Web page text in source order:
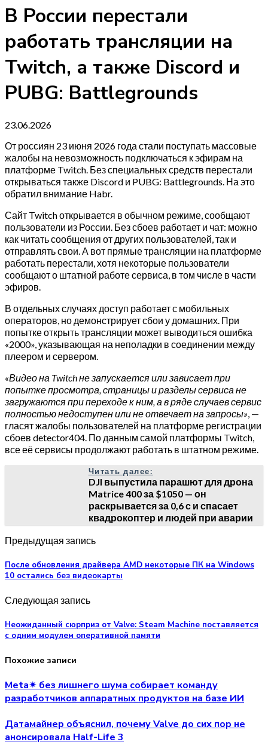
В России перестали
работать трансляции на
Twitch, а также Discord и
PUBG: Battlegrounds
23.06.2026
От россиян 23 июня 2026 года стали поступать массовые
жалобы на невозможность подключаться к эфирам на
платформе Twitch. Без специальных средств перестали
открываться также Discord и PUBG: Battlegrounds. На это
обратил внимание Habr.
Сайт Twitch открывается в обычном режиме, сообщают
пользователи из России. Без сбоев работает и чат: можно
как читать сообщения от других пользователей, так и
отправлять свои. А вот прямые трансляции на платформе
работать перестали, хотя некоторые пользователи
сообщают о штатной работе сервиса, в том числе в части
эфиров.
В отдельных случаях доступ работает с мобильных
операторов, но демонстрирует сбои у домашних. При
попытке открыть трансляции может выводиться ошибка
«2000», указывающая на неполадки в соединении между
плеером и сервером.
«Видео на Twitch не запускается или зависает при
попытке просмотра, страницы и разделы сервиса не
загружаются при переходе к ним, а в ряде случаев сервис
полностью недоступен или не отвечает на запросы», —
гласят жалобы пользователей на платформе регистрации
сбоев detector404. По данным самой платформы Twitch,
все её сервисы продолжают работать в штатном режиме.
Читать далее:
DJI выпустила парашют для дрона
Matrice 400 за $1050 — он
раскрывается за 0,6 с и спасает
квадрокоптер и людей при аварии
Предыдущая запись
После обновления драйвера AMD некоторые ПК на Windows
10 остались без видеокарты
Следующая запись
Неожиданный сюрприз от Valve: Steam Machine поставляется
с одним модулем оперативной памяти
Похожие записи
Meta✴ без лишнего шума собирает команду
разработчиков аппаратных продуктов на базе ИИ
Датамайнер объяснил, почему Valve до сих пор не
анонсировала Half-Life 3